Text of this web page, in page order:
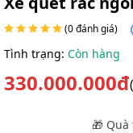
(0 đánh giá)
Tình trạng: Còn hàng
330.000.000đ
🎁